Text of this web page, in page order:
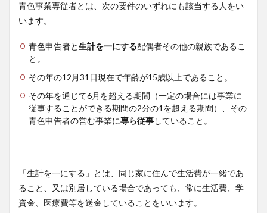
青色事業専従者とは、次の要件のいずれにも該当する人をい
います。
青色申告者と生計を一にする配偶者その他の親族であるこ
と。
その年の12月31日現在で年齢が15歳以上であること。
その年を通じて6月を超える期間（一定の場合には事業に
従事することができる期間の2分の1を超える期間）、その
青色申告者の営む事業に専ら従事していること。
「生計を一にする」とは、同じ家に住んで生活費が一緒であ
ること、又は別居している場合であっても、常に生活費、学
資金、医療費等を送金していることをいいます。